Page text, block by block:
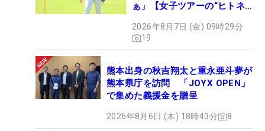
ぁ」【女子ツアーの“ヒトネ
2026年8月7日 (金) 09時29分
19
熊本出身の秋吉翔太と重永亜斗夢が
熊本県庁を訪問 「JOYX OPEN」
で集めた義援金を贈呈
2026年8月6日 (木) 18時43分 8